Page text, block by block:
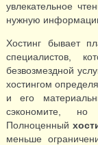
увлекательное
нужную
Хостинг бывает
специалистов,
безвозмездной
хостингом
и его
сэкономите, но
Полноценный
меньше